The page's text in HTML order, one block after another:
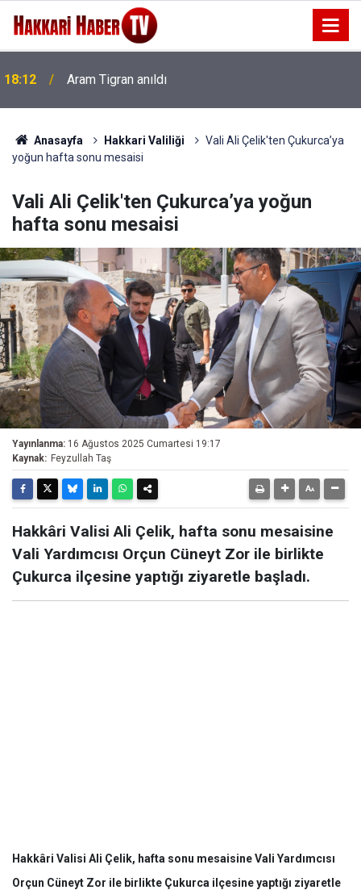
18:12 Aram Tigran anıldı
Anasayfa Hakkari Valiliği
Vali Ali Çelik'ten Çukurca’ya
yoğun hafta sonu mesaisi
Vali Ali Çelik'ten Çukurca’ya yoğun
hafta sonu mesaisi
Yayınlanma: 16 Ağustos 2025 Cumartesi 19:17
Kaynak: Feyzullah Taş
Hakkâri Valisi Ali Çelik, hafta sonu mesaisine
Vali Yardımcısı Orçun Cüneyt Zor ile birlikte
Çukurca ilçesine yaptığı ziyaretle başladı.
Hakkâri Valisi Ali Çelik, hafta sonu mesaisine Vali Yardımcısı
Orçun Cüneyt Zor ile birlikte Çukurca ilçesine yaptığı ziyaretle